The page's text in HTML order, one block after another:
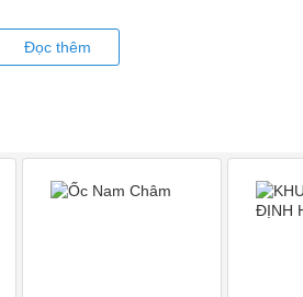
Đọc thêm